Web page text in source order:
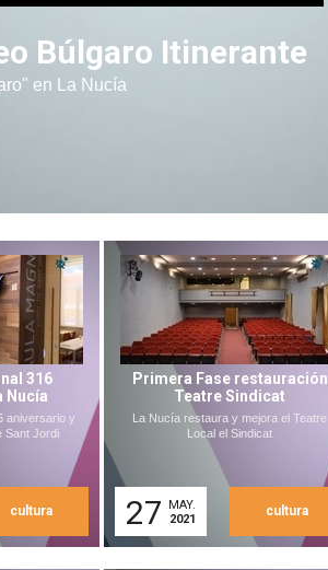
Búlgaro Itinerante
en La Nucía
316
Nucía
aniversario y
Sant Jordi
cultura
Primera Fase restauración
Teatre Sindicat
La Nucía restaura y mejora el Teatre
Local el Sindicat
27
MAY.
2021
cultura